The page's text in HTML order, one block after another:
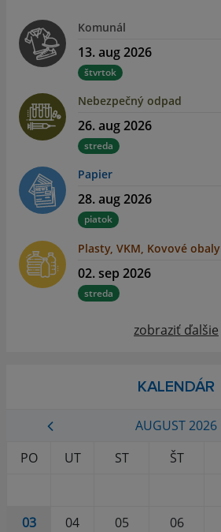
Komunál
13. aug 2026
štvrtok
Nebezpečný odpad
26. aug 2026
streda
Papier
28. aug 2026
piatok
Plasty, VKM, Kovové obaly
02. sep 2026
streda
zobraziť ďalšie
KALENDÁR
AUGUST 2026
PO
UT ST ŠT
03
04 05 06